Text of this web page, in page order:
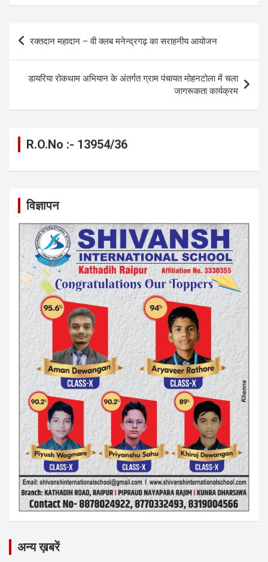
ce
o
o
k
se
g
er
at
s
A
p
p
e
a
m
ail py
n
k
ar
Post
रक्तदान महादान – वी क्लब मनेन्द्रगढ़ का सराहनीय आयोजन
डायरिया रोकथाम अभियान के अंतर्गत ग्राम पंचायत मोहनटोला में चला
जागरूकता कार्यक्रम
R.O.No :- 13954/36
विज्ञापन
अन्य ख़बरें